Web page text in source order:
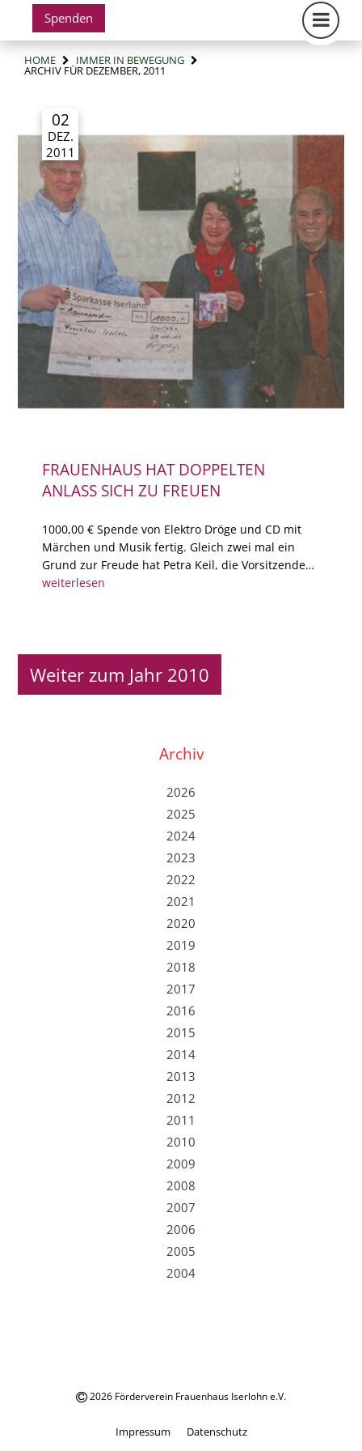
HOME IMMER IN BEWEGUNG
ARCHIV FÜR DEZEMBER, 2011
02
DEZ.
2011
FRAUENHAUS HAT DOPPELTEN
ANLASS SICH ZU FREUEN
1000,00 € Spende von Elektro Dröge und CD mit
Märchen und Musik fertig. Gleich zwei mal ein
Grund zur Freude hat Petra Keil, die Vorsitzende…
weiterlesen
Weiter zum Jahr 2010
Archiv
2026
2025
2024
2023
2022
2021
2020
2019
2018
2017
2016
2015
2014
2013
2012
2011
2010
2009
2008
2007
2006
2005
2004
2026 Förderverein Frauenhaus Iserlohn e.V.
Impressum Datenschutz
Spenden